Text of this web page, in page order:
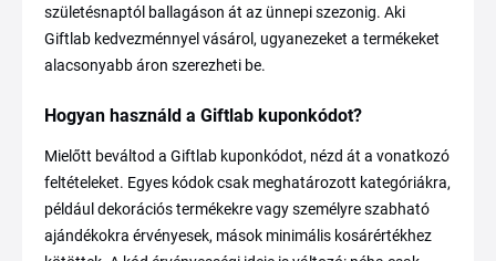
születésnaptól ballagáson át az ünnepi szezonig. Aki
Giftlab kedvezménnyel vásárol, ugyanezeket a termékeket
alacsonyabb áron szerezheti be.
Hogyan használd a Giftlab kuponkódot?
Mielőtt beváltod a Giftlab kuponkódot, nézd át a vonatkozó
feltételeket. Egyes kódok csak meghatározott kategóriákra,
például dekorációs termékekre vagy személyre szabható
ajándékokra érvényesek, mások minimális kosárértékhez